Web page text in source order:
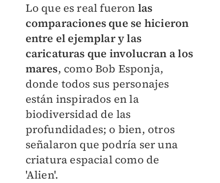
Lo que es real fueron las
comparaciones que se hicieron
entre el ejemplar y las
caricaturas que involucran a los
mares, como Bob Esponja,
donde todos sus personajes
están inspirados en la
biodiversidad de las
profundidades; o bien, otros
señalaron que podría ser una
criatura espacial como de
'Alien'.